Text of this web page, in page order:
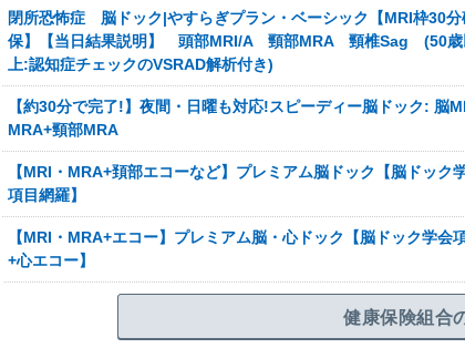
閉所恐怖症 脳ドック|やすらぎプラン・ベーシック【MRI枠30分
保】【当日結果説明】 頭部MRI/A 頸部MRA 頸椎Sag (50歳
上:認知症チェックのVSRAD解析付き)
【約30分で完了!】夜間・日曜も対応!スピーディー脳ドック: 脳
MRA+頸部MRA
【MRI・MRA+頚部エコーなど】プレミアム脳ドック【脳ドック
項目網羅】
【MRI・MRA+エコー】プレミアム脳・心ドック【脳ドック学会
+心エコー】
健康保険組合